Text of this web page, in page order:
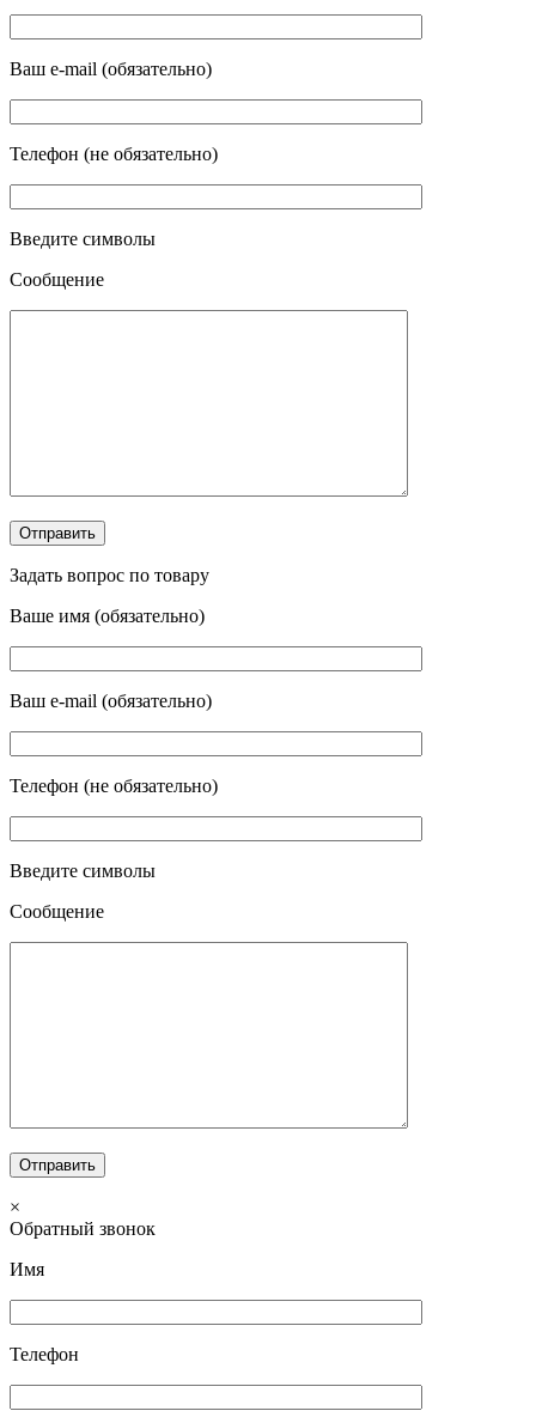
Ваш e-mail (обязательно)
Телефон (не обязательно)
Введите символы
Сообщение
Задать вопрос по товару
Ваше имя (обязательно)
Ваш e-mail (обязательно)
Телефон (не обязательно)
Введите символы
Сообщение
×
Обратный звонок
Имя
Телефон